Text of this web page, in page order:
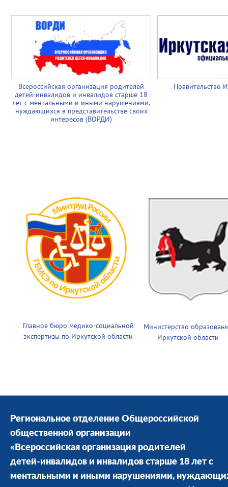
Всероссийская организация родителей
детей-инвалидов и инвалидов старше 18
лет с ментальными и иными нарушениями,
нуждающихся в представительстве своих
интересов (ВОРДИ)
Правительство
Главное бюро медико-социальной
экспертизы по Иркутской области
Министерство
Иркутской области
Региональное отделение Общероссийской
общественной организации
«Всероссийская организация родителей
детей-инвалидов и инвалидов старше 18 лет с
ментальными и иными нарушениями,